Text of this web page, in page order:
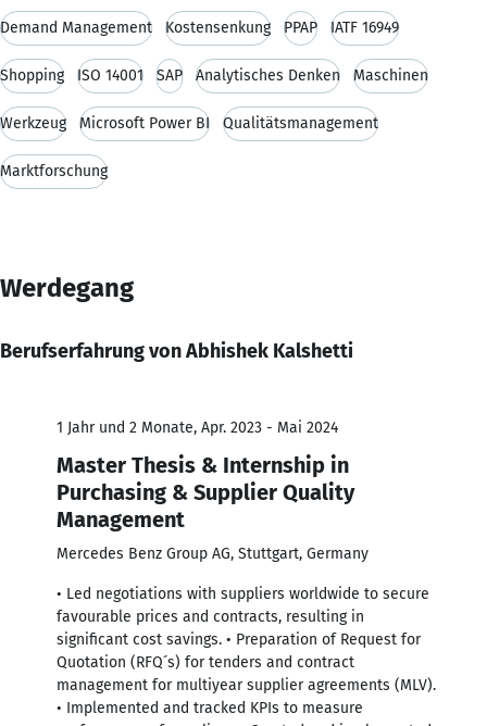
Demand Management Kostensenkung PPAP IATF 16949
Shopping ISO 14001 SAP Analytisches Denken Maschinen
Werkzeug Microsoft Power BI Qualitätsmanagement
Marktforschung
Werdegang
Berufserfahrung von Abhishek Kalshetti
1 Jahr und 2 Monate, Apr. 2023 - Mai 2024
Master Thesis & Internship in
Purchasing & Supplier Quality
Management
Mercedes Benz Group AG, Stuttgart, Germany
• Led negotiations with suppliers worldwide to secure
favourable prices and contracts, resulting in
significant cost savings. • Preparation of Request for
Quotation (RFQ´s) for tenders and contract
management for multiyear supplier agreements (MLV).
• Implemented and tracked KPIs to measure